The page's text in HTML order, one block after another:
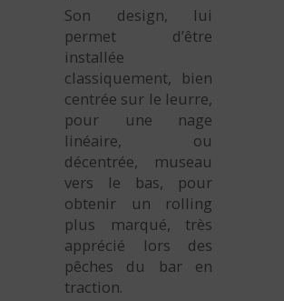
Son design, lui
permet d’être
installée
classiquement, bien
centrée sur le leurre,
pour une nage
linéaire, ou
décentrée, museau
vers le bas, pour
obtenir un rolling
plus marqué, très
apprécié lors des
pêches du bar en
traction.